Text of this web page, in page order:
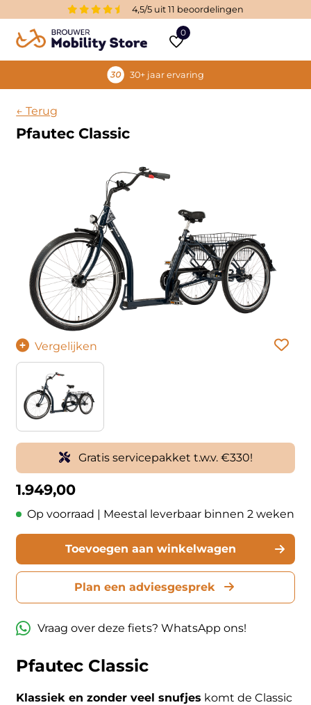
4,5/5 uit 11 beoordelingen
0
30+ jaar ervaring
← Terug
Pfautec Classic
Vergelijken
Gratis servicepakket t.w.v. €330!
1.949,00
Op voorraad | Meestal leverbaar binnen 2 weken
Toevoegen aan winkelwagen
Plan een adviesgesprek
Vraag over deze fiets? WhatsApp ons!
Pfautec Classic
Klassiek en zonder veel snufjes komt de Classic